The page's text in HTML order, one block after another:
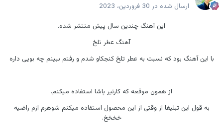
ارسال شده در 30 فروردین، 2023
این آهنگ چندین سال پیش منتشر شده.
آهنگ عطر تلخ
با این آهنگ بود که نسبت به عطر تلخ کنجکاو شدم و رفتم ببینم چه بویی داره
از همون موقعه که کارتیر پاشا استفاده میکنم.
به قول این تبلیغا از وقتی از این محصول استفاده میکنم شوهرم ازم راضیه
خخخخ.